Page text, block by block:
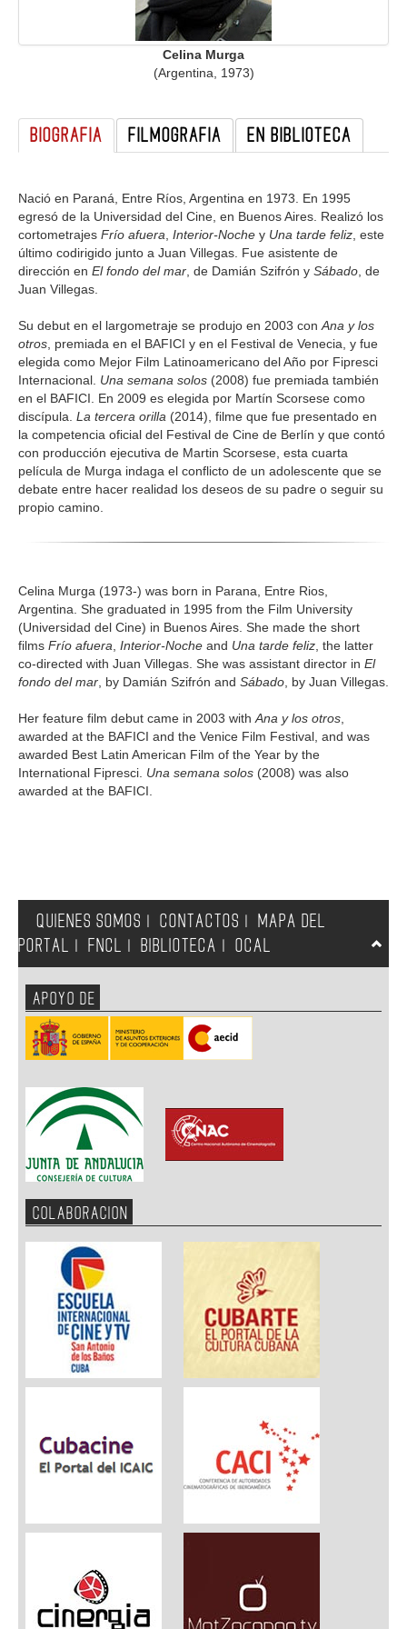
Celina Murga
(Argentina, 1973)
BIOGRAFIA FILMOGRAFIA EN BIBLIOTECA
Nació en Paraná, Entre Ríos, Argentina en 1973. En 1995
egresó de la Universidad del Cine, en Buenos Aires. Realizó los
cortometrajes Frío afuera Interior-Noche y Una tarde feliz , este
último codirigido junto a Juan Villegas. Fue asistente de
dirección en El fondo del mar , de Damián Szifrón y Sábado , de
Juan Villegas.
Su debut en el largometraje se produjo en 2003 con Ana y los
otros , premiada en el BAFICI y en el Festival de Venecia, y fue
elegida como Mejor Film Latinoamericano del Año por Fipresci
Internacional. Una semana solos (2008) fue premiada también
en el BAFICI. En 2009 es elegida por Martín Scorsese como
discípula. La tercera orilla (2014), filme que fue presentado en
la competencia oficial del Festival de Cine de Berlín y que contó
con producción ejecutiva de Martin Scorsese, esta cuarta
película de Murga indaga el conflicto de un adolescente que se
debate entre hacer realidad los deseos de su padre o seguir su
propio camino.
Celina Murga (1973-) was born in Parana, Entre Rios,
Argentina. She graduated in 1995 from the Film University
(Universidad del Cine) in Buenos Aires. She made the short
films Frío afuera Interior-Noche and Una tarde feliz , the latter
co-directed with Juan Villegas. She was assistant director in El
fondo del mar , by Damián Szifrón and Sábado , by Juan Villegas.
Her feature film debut came in 2003 with Ana y los otros
awarded at the BAFICI and the Venice Film Festival, and was
awarded Best Latin American Film of the Year by the
International Fipresci. Una semana solos (2008) was also
awarded at the BAFICI.
QUIENES SOMOS CONTACTOS
MAPA DEL
PORTAL
FNCL BIBLIOTECA OCAL
APOYO DE
COLABORACION